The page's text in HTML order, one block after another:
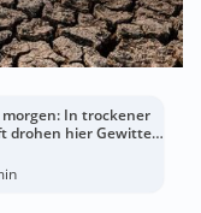
In trockener
drohen hier Gewitter